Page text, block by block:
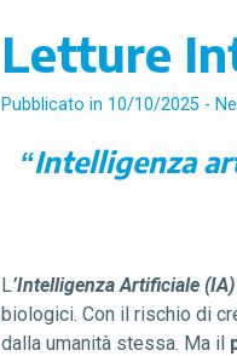
Letture
Pubblicato in 10/10/2025 -
“Intelligenza
L’Intelligenza Artificiale (IA)
biologici. Con il rischio di
dalla umanità stessa. Ma il